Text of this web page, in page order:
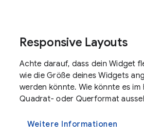
Responsive Layouts
Achte darauf, dass dein Widget
wie die Größe deines Widgets
werden könnte. Wie könnte es im
Quadrat- oder Querformat
Weitere Informationen